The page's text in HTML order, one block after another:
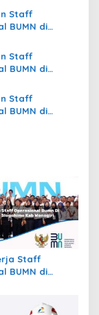
Staff
BUMN di
Staff
BUMN di
Barat
Staff
BUMN di
Staff
BUMN di